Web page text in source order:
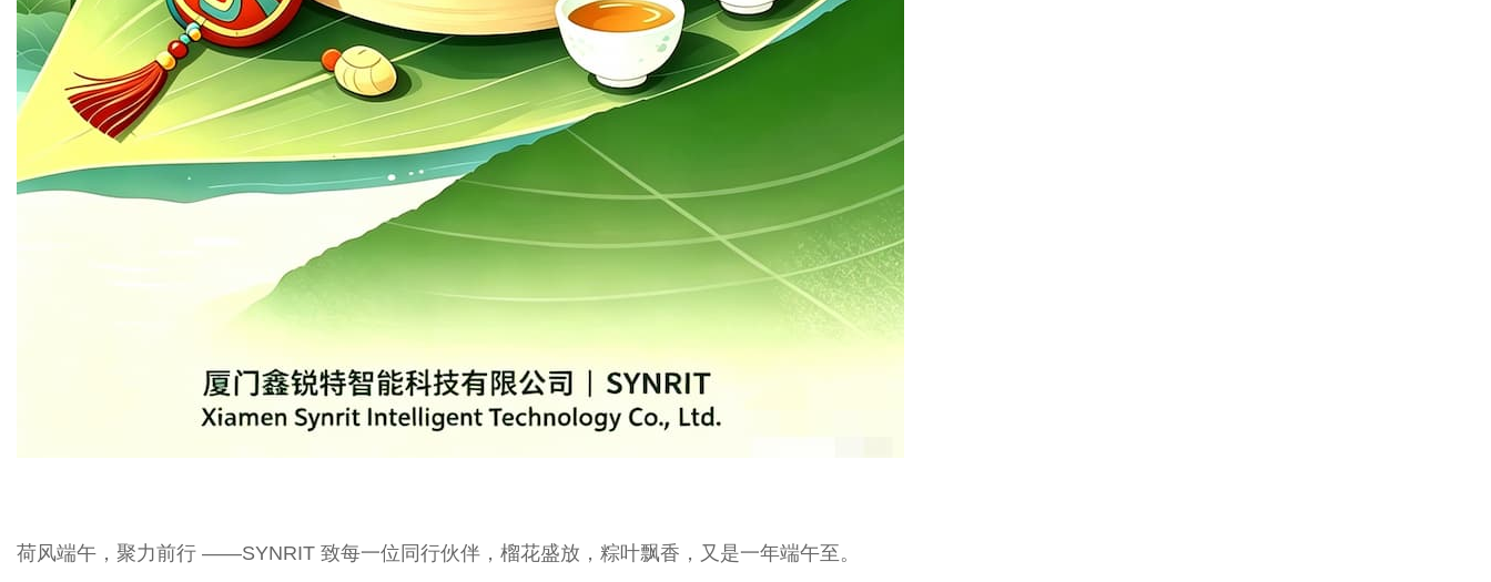
荷风端午，聚力前行 ——SYNRIT 致每一位同行伙伴，榴花盛放，粽叶飘香，又是一年端午至。